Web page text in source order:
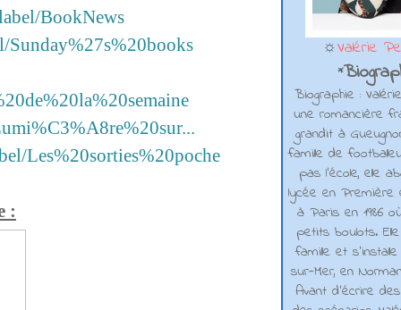
BookNews
Sunday%27s%20books
Les%20sorties%20poche
:
☼Valérie
*
Biographie :
une romancière
grandit à
famille de
pas l'école, elle
lycée en
à Paris en 1986
petits boulots.
famille et
sur-Mer, en
Avant d’écrire